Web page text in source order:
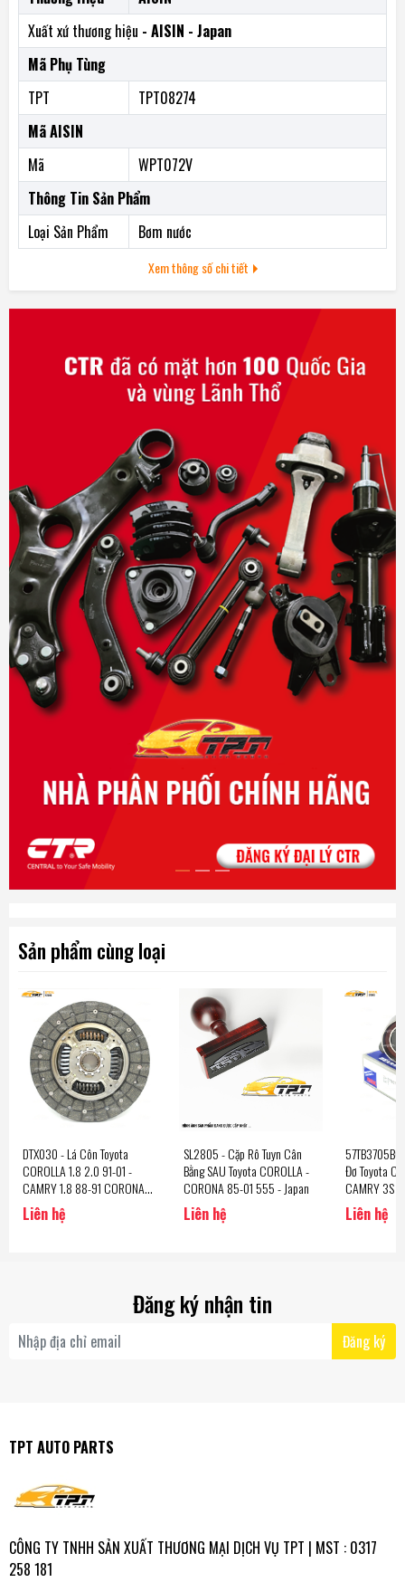
Xuất xứ thương hiệu - AISIN - Japan
Mã Phụ Tùng
TPT
TPT08274
Mã AISIN
Mã
WPT072V
Thông Tin Sản Phẩm
Loại Sản Phẩm
Bơm nước
Xem thông số chi tiết
Sản phẩm cùng loại
DTX030 - Lá Côn Toyota
COROLLA 1.8 2.0 91-01 -
CAMRY 1.8 88-91 CORONA
1.8 85-89 [20R-212-27.7]
AISIN - Japan
Liên hệ
SL2805 - Cặp Rô Tuyn Cân
Bằng SAU Toyota COROLLA -
CORONA 85-01 555 - Japan
Liên hệ
Đơ Toyota
CAMRY 3S
NSK - Japan
Liên hệ
Đăng ký nhận tin
Đăng ký
TPT AUTO PARTS
CÔNG TY TNHH SẢN XUẤT THƯƠNG MẠI DỊCH VỤ TPT | MST : 0317
258 181